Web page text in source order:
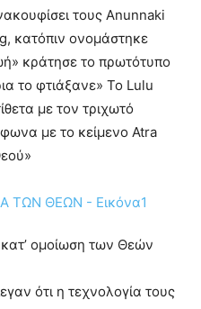
τους Anunnaki
κατόπιν ονομάστηκε
κράτησε το πρωτότυπο
το φτιάξανε» Το Lulu
με τον τριχωτό
με το κείμενο Atra
ομοίωση των Θεών
ότι η τεχνολογία τους